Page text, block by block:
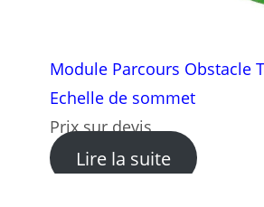
Module Parcours Obstacle
Echelle de sommet
Prix sur devis
Lire la suite: Module